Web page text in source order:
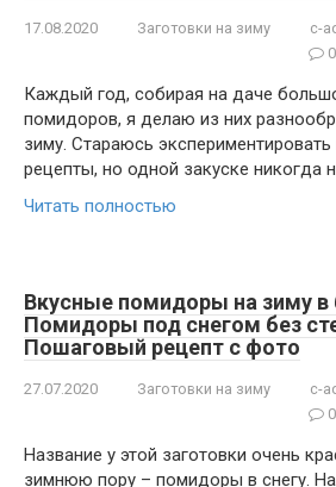
17.08.2020 Заготовки на зиму
c-
0
Каждый год, собирая на даче
помидоров, я делаю из них
зиму. Стараюсь
рецепты, но одной закуске никогда
Читать полностью
Вкусные помидоры на зиму в
Помидоры под снегом без
Пошаговый рецепт с фото
27.07.2020 Заготовки на зиму
c-
0
Название у этой заготовки очень
зимнюю пору – помидоры в снегу.